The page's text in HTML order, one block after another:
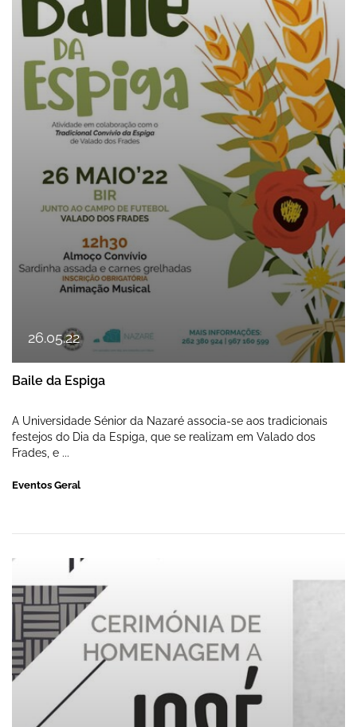
26.05.22
Baile da Espiga
A Universidade Sénior da Nazaré associa-se aos tradicionais
festejos do Dia da Espiga, que se realizam em Valado dos
Frades, e ...
Eventos Geral
Homenagem a José Soares